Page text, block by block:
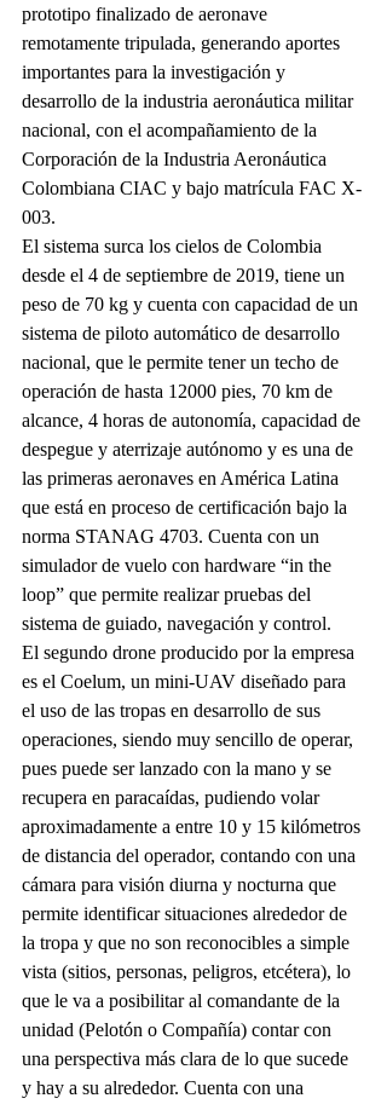
prototipo finalizado de aeronave
remotamente tripulada, generando aportes
importantes para la investigación y
desarrollo de la industria aeronáutica militar
nacional, con el acompañamiento de la
Corporación de la Industria Aeronáutica
Colombiana CIAC y bajo matrícula FAC X-
003.
El sistema surca los cielos de Colombia
desde el 4 de septiembre de 2019, tiene un
peso de 70 kg y cuenta con capacidad de un
sistema de piloto automático de desarrollo
nacional, que le permite tener un techo de
operación de hasta 12000 pies, 70 km de
alcance, 4 horas de autonomía, capacidad de
despegue y aterrizaje autónomo y es una de
las primeras aeronaves en América Latina
que está en proceso de certificación bajo la
norma STANAG 4703. Cuenta con un
simulador de vuelo con hardware “in the
loop” que permite realizar pruebas del
sistema de guiado, navegación y control.
El segundo drone producido por la empresa
es el Coelum, un mini-UAV diseñado para
el uso de las tropas en desarrollo de sus
operaciones, siendo muy sencillo de operar,
pues puede ser lanzado con la mano y se
recupera en paracaídas, pudiendo volar
aproximadamente a entre 10 y 15 kilómetros
de distancia del operador, contando con una
cámara para visión diurna y nocturna que
permite identificar situaciones alrededor de
la tropa y que no son reconocibles a simple
vista (sitios, personas, peligros, etcétera), lo
que le va a posibilitar al comandante de la
unidad (Pelotón o Compañía) contar con
una perspectiva más clara de lo que sucede
y hay a su alrededor. Cuenta con una